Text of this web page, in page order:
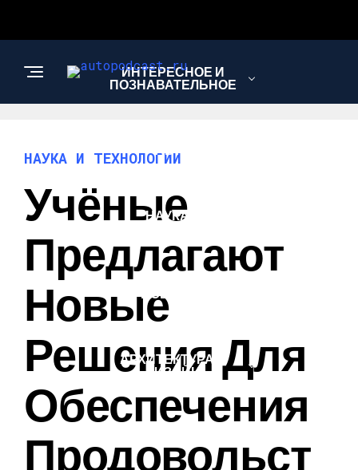
ИНТЕРЕСНОЕ И
ПОЗНАВАТЕЛЬНОЕ
АВТО
НАУКА И
НОВОСТИ
АРХИТЕКТУРА И
ДИЗАЙН
НАУКА И ТЕХНОЛОГИИ
Учёные
Предлагают
Новые
Решения Для
Обеспечения
Продовольст